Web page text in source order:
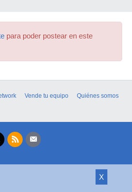
para poder postear en este
X
Vende tu equipo
Quiénes somos